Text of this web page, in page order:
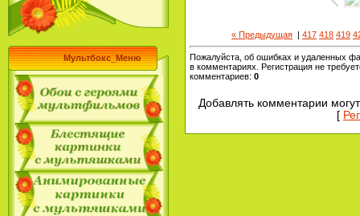
Мультбокс_Меню
« Предыдущая | 417 418 419
Пожалуйста, об ошибках и удаленных
в комментариях. Регистрация не
комментариев: 0
Добавлять комментарии
[